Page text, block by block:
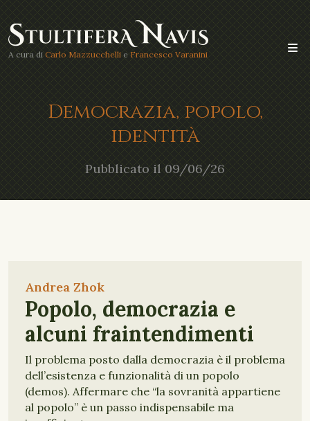
A cura di Carlo Mazzucchelli e Francesco Varanini
Democrazia, popolo,
identità
Pubblicato il 09/06/26
Andrea Zhok
Popolo, democrazia e
alcuni fraintendimenti
Il problema posto dalla democrazia è il problema
dell’esistenza e funzionalità di un popolo
(demos). Affermare che “la sovranità appartiene
al popolo” è un passo indispensabile ma